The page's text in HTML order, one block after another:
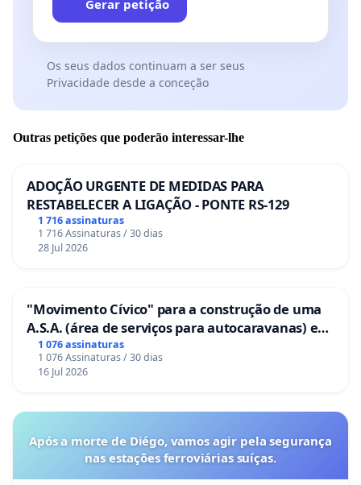
Gerar petição
Os seus dados continuam a ser seus
Privacidade desde a conceção
Outras petições que poderão interessar-lhe
ADOÇÃO URGENTE DE MEDIDAS PARA
RESTABELECER A LIGAÇÃO - PONTE RS-129
1 716 assinaturas
1 716 Assinaturas / 30 dias
28 Jul 2026
"Movimento Cívico" para a construção de uma
A.S.A. (área de serviços para autocaravanas) em
Coimbra
1 076 assinaturas
1 076 Assinaturas / 30 dias
16 Jul 2026
Após a morte de Diégo, vamos agir pela segurança
nas estações ferroviárias suíças.